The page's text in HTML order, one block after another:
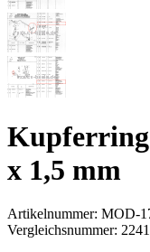
Kupferring
x 1,5 mm
Artikelnummer: MOD-
Vergleichsnummer: